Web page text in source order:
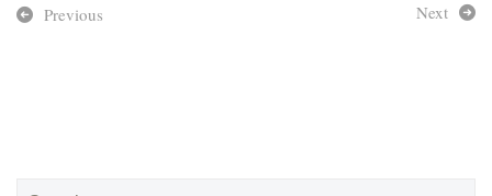
Previous Next